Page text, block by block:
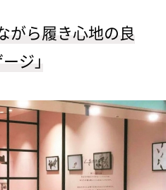
がら履き心地の良
ジ」